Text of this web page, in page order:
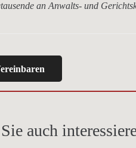
an Anwalts- und
auch